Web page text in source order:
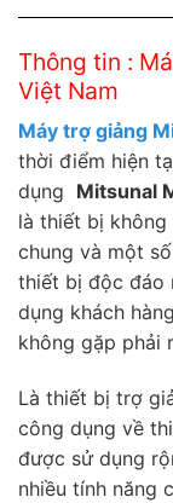
Thông tin :
Việt Nam
Máy trợ giảng
thời điểm hiện
dụng Mitsunal
là thiết bị không
chung và một
thiết bị độc đáo
dụng khách
không gặp phải
Là thiết bị trợ
công dụng về
được sử dụng
nhiều tính năng